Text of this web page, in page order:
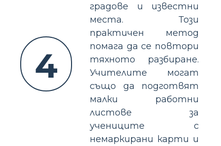
4
градове и известни
места. Този
практичен метод
помага да се повтори
тяхното разбиране.
Учителите могат
също да подготвят
малки работни
листове за
учениците с
немаркирани карти и